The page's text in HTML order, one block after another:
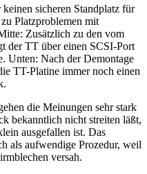
sicheren Standplatz für
Platzproblemen mit
Zusätzlich zu den vom
der TT über einen SCSI-Port
Unten: Nach der Demontage
TT-Platine immer noch einen
die Meinungen sehr stark
bekanntlich nicht streiten läßt,
ausgefallen ist. Das
als aufwendige Prozedur, weil
versah.